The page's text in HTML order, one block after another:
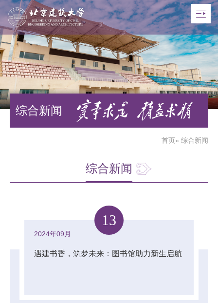
综合新闻
首页» 综合新闻
综合新闻
13
2024年09月
遇建书香，筑梦未来：图书馆助力新生启航